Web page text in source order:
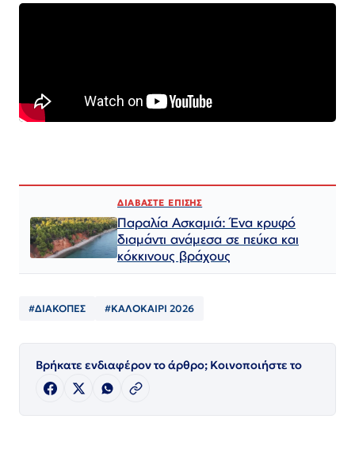
ΔΙΑΒΑΣΤΕ ΕΠΙΣΗΣ
Παραλία Ασκαμιά: Ένα κρυφό
διαμάντι ανάμεσα σε πεύκα και
κόκκινους βράχους
#ΔΙΑΚΟΠΕΣ #ΚΑΛΟΚΑΙΡΙ 2026
Βρήκατε ενδιαφέρον το άρθρο; Κοινοποιήστε το